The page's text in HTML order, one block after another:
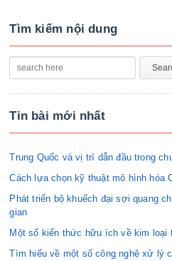
Tìm kiếm nội dung
Tin bài mới nhất
Trung Quốc và vị trí dẫn đầu trong
Cách lựa chọn kỹ thuật mô hình hóa
Phát triển bộ khuếch đại sợi quang
gian
Một số kiến thức hữu ích về kim loại
Tìm hiểu về một số công nghệ xử lý